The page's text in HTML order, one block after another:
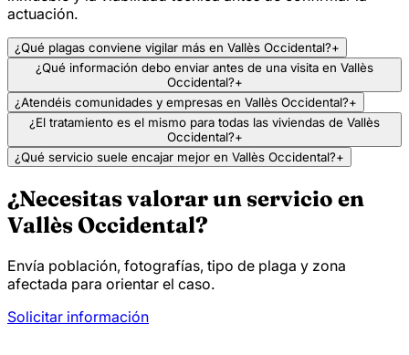
actuación.
¿Qué plagas conviene vigilar más en Vallès Occidental?+
¿Qué información debo enviar antes de una visita en Vallès
Occidental?+
¿Atendéis comunidades y empresas en Vallès Occidental?+
¿El tratamiento es el mismo para todas las viviendas de Vallès
Occidental?+
¿Qué servicio suele encajar mejor en Vallès Occidental?+
¿Necesitas valorar un servicio en
Vallès Occidental?
Envía población, fotografías, tipo de plaga y zona
afectada para orientar el caso.
Solicitar información